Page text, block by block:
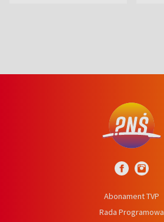
Abonament TVP
Rada Programowa